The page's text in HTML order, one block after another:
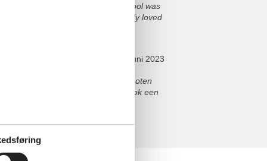
decorated, The private pool was
a day of exploring, We especially loved
juni 2023
nodig hadden, De kinderen genoten
hot tub, Het was geweldig om ook een